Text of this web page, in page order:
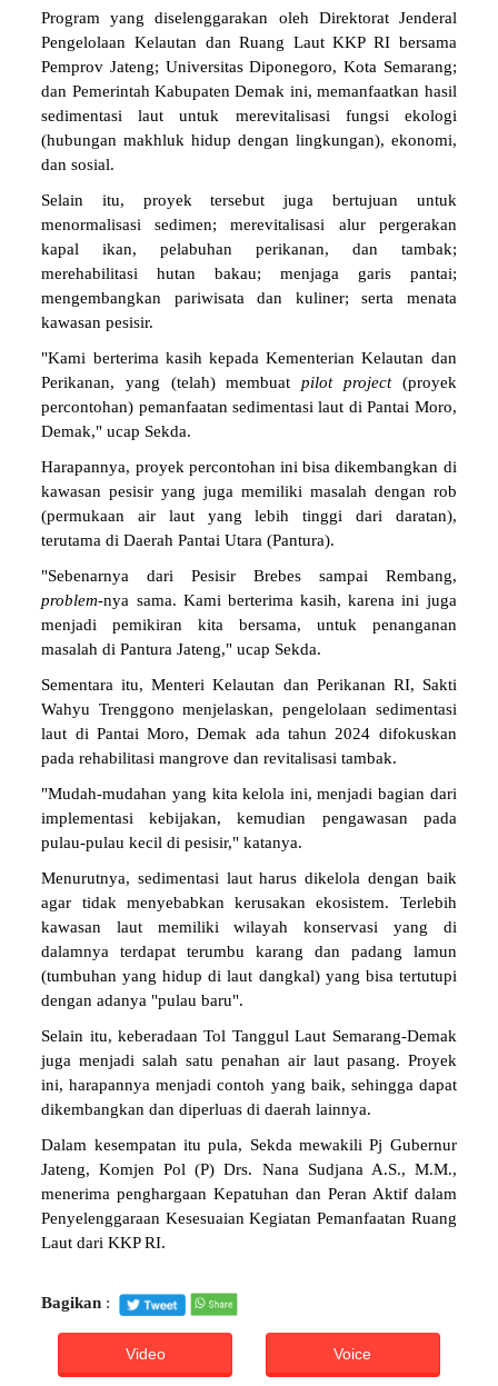
Program yang diselenggarakan oleh Direktorat Jenderal
Pengelolaan Kelautan dan Ruang Laut KKP RI bersama
Pemprov Jateng; Universitas Diponegoro, Kota Semarang;
dan Pemerintah Kabupaten Demak ini, memanfaatkan hasil
sedimentasi laut untuk merevitalisasi fungsi ekologi
(hubungan makhluk hidup dengan lingkungan), ekonomi,
dan sosial.
Selain itu, proyek tersebut juga bertujuan untuk
menormalisasi sedimen; merevitalisasi alur pergerakan
kapal ikan, pelabuhan perikanan, dan tambak;
merehabilitasi hutan bakau; menjaga garis pantai;
mengembangkan pariwisata dan kuliner; serta menata
kawasan pesisir.
"Kami berterima kasih kepada Kementerian Kelautan dan
Perikanan, yang (telah) membuatpilot project(proyek
percontohan) pemanfaatan sedimentasi laut di Pantai Moro,
Demak," ucap Sekda.
Harapannya, proyek percontohan ini bisa dikembangkan di
kawasan pesisir yang juga memiliki masalah dengan rob
(permukaan air laut yang lebih tinggi dari daratan),
terutama di Daerah Pantai Utara (Pantura).
"Sebenarnya dari Pesisir Brebes sampai Rembang,
problem-nya sama. Kami berterima kasih, karena ini juga
menjadi pemikiran kita bersama, untuk penanganan
masalah di Pantura Jateng," ucap Sekda.
Sementara itu, Menteri Kelautan dan Perikanan RI, Sakti
Wahyu Trenggono menjelaskan, pengelolaan sedimentasi
laut di Pantai Moro, Demak ada tahun 2024 difokuskan
pada rehabilitasi mangrove dan revitalisasi tambak.
"Mudah-mudahan yang kita kelola ini, menjadi bagian dari
implementasi kebijakan, kemudian pengawasan pada
pulau-pulau kecil di pesisir," katanya.
Menurutnya, sedimentasi laut harus dikelola dengan baik
agar tidak menyebabkan kerusakan ekosistem. Terlebih
kawasan laut memiliki wilayah konservasi yang di
dalamnya terdapat terumbu karang dan padang lamun
(tumbuhan yang hidup di laut dangkal) yang bisa tertutupi
dengan adanya "pulau baru".
Selain itu, keberadaan Tol Tanggul Laut Semarang-Demak
juga menjadi salah satu penahan air laut pasang. Proyek
ini, harapannya menjadi contoh yang baik, sehingga dapat
dikembangkan dan diperluas di daerah lainnya.
Dalam kesempatan itu pula, Sekda mewakili Pj Gubernur
Jateng, Komjen Pol (P) Drs. Nana Sudjana A.S., M.M.,
menerima penghargaan Kepatuhan dan Peran Aktif dalam
Penyelenggaraan Kesesuaian Kegiatan Pemanfaatan Ruang
Laut dari KKP RI.
Bagikan :
Video Voice